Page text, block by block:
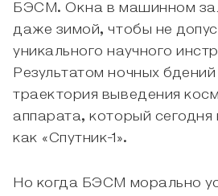
БЭСМ. Окна в машинном
даже зимой, чтобы не
уникального научного
Результатом ночных
траектория выведения
аппарата, который сегодня
как «Спутник-1».
Но когда БЭСМ морально